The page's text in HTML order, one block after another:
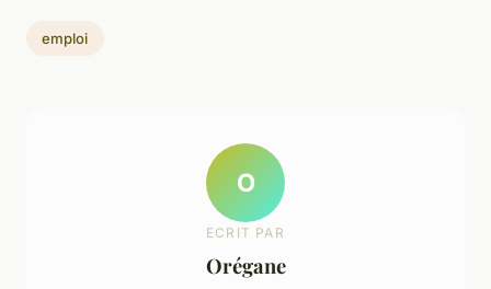
emploi
O
ECRIT PAR
Orégane